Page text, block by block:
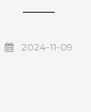
2024-11-09